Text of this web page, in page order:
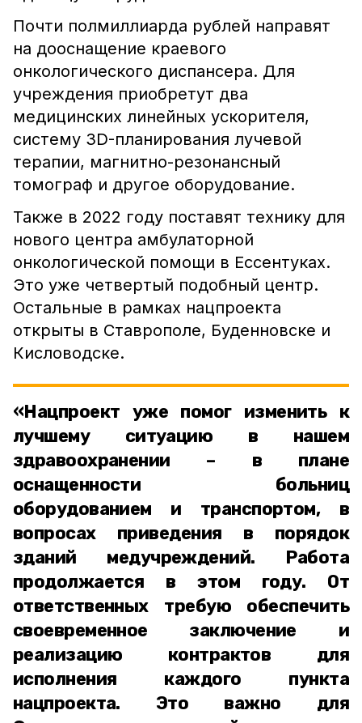
Почти полмиллиарда рублей направят
на дооснащение краевого
онкологического диспансера. Для
учреждения приобретут два
медицинских линейных ускорителя,
систему 3D-планирования лучевой
терапии, магнитно-резонансный
томограф и другое оборудование.
Также в 2022 году поставят технику для
нового центра амбулаторной
онкологической помощи в Ессентуках.
Это уже четвертый подобный центр.
Остальные в рамках нацпроекта
открыты в Ставрополе, Буденновске и
Кисловодске.
«Нацпроект уже помог изменить к
лучшему ситуацию в нашем
здравоохранении – в плане
оснащенности больниц
оборудованием и транспортом, в
вопросах приведения в порядок
зданий медучреждений. Работа
продолжается в этом году. От
ответственных требую обеспечить
своевременное заключение и
реализацию контрактов для
исполнения каждого пункта
нацпроекта. Это важно для